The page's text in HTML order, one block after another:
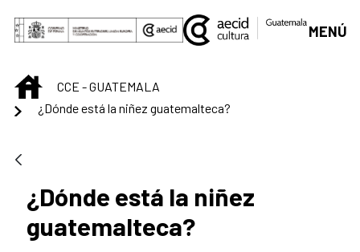
Skip to Main Content
MENÚ
INICIOCCE - GUATEMALA
¿Dónde está la niñez guatemalteca?
¿Dónde está la niñez
guatemalteca?